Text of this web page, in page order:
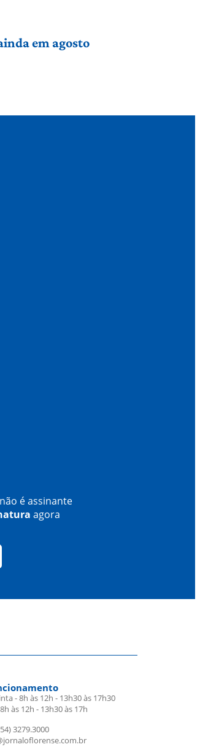
em agosto
é assinante
agora
- 8h às 12h - 13h30 às 17h30
às 12h - 13h30 às 17h
3279.3000